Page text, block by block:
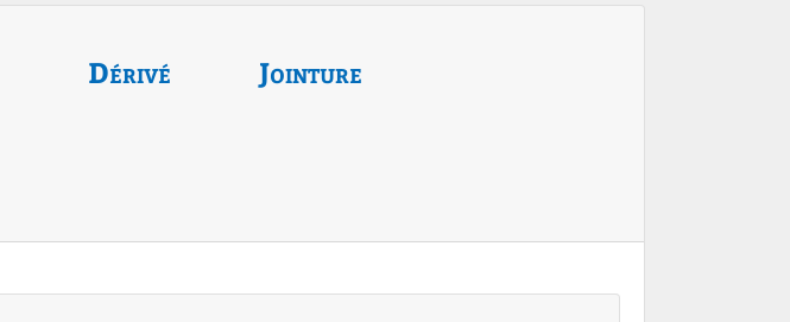
Dérivé Jointure